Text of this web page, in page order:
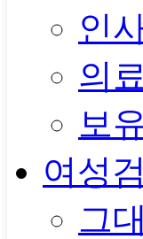
인
의
보
여성
그